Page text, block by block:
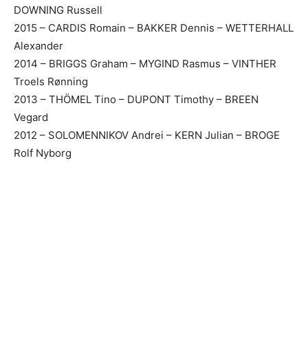
DOWNING Russell
2015 – CARDIS Romain – BAKKER Dennis – WETTERHALL
Alexander
2014 – BRIGGS Graham – MYGIND Rasmus – VINTHER
Troels Rønning
2013 – THÖMEL Tino – DUPONT Timothy – BREEN
Vegard
2012 – SOLOMENNIKOV Andrei – KERN Julian – BROGE
Rolf Nyborg